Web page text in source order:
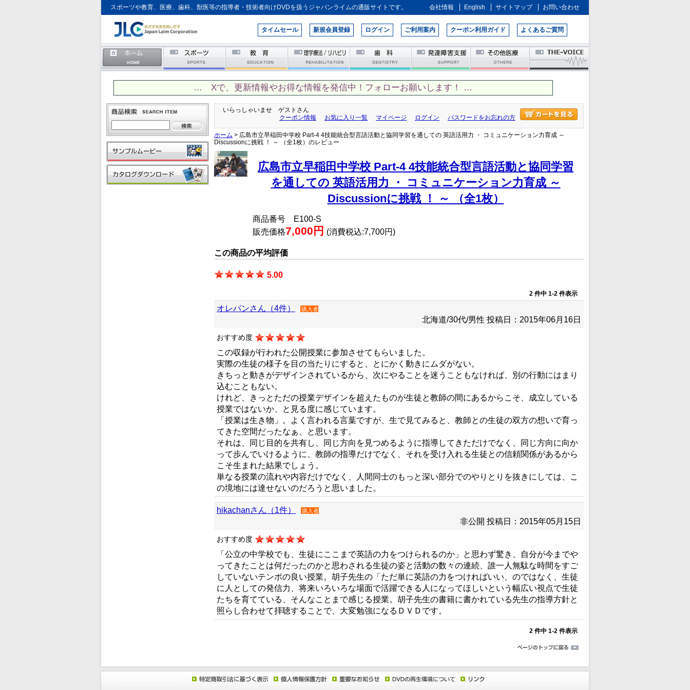
スポーツや教育、医療、歯科、獣医等の指導者・技術者向けDVDを扱うジャパンライムの通販サイトです。 会社情報 English サイトマップ お問い合わせ
タイムセール 新規会員登録 ログイン ご利用案内 クーポン利用ガイド よくあるご質問
… Xで、更新情報やお得な情報を発信中！フォローお願いします！ …
いらっしゃいませ ゲストさん
クーポン情報
お気に入り一覧 マイページ ログイン パスワードをお忘れの方
ホーム > 広島市立早稲田中学校 Part-4 4技能統合型言語活動と協同学習を通しての 英語活用力 ・ コミュニケーション力育成 ～
Discussionに挑戦 ！ ～ （全1枚）のレビュー
広島市立早稲田中学校 Part-4 4技能統合型言語活動と協同学習
を通しての 英語活用力 ・ コミュニケーション力育成 ～
Discussionに挑戦 ！ ～ （全1枚）
商品番号 E100-S
販売価格7,000円 (消費税込:7,700円)
この商品の平均評価
5.00
2 件中 1-2 件表示
オレパンさん（4件） 購入者
北海道/30代/男性 投稿日：2015年06月16日
おすすめ度
この収録が行われた公開授業に参加させてもらいました。
実際の生徒の様子を目の当たりにすると、とにかく動きにムダがない。
きちっと動きがデザインされているから、次にやることを迷うこともなければ、別の行動にはまり
込むこともない。
けれど、きっとただの授業デザインを超えたものが生徒と教師の間にあるからこそ、成立している
授業ではないか、と見る度に感じています。
「授業は生き物」。よく言われる言葉ですが、生で見てみると、教師との生徒の双方の想いで育っ
てきた空間だったなぁ、と思います。
それは、同じ目的を共有し、同じ方向を見つめるように指導してきただけでなく、同じ方向に向か
って歩んでいけるように、教師の指導だけでなく、それを受け入れる生徒との信頼関係があるから
こそ生まれた結果でしょう。
単なる授業の流れや内容だけでなく、人間同士のもっと深い部分でのやりとりを抜きにしては、こ
の境地には達せないのだろうと思いました。
hikachanさん（1件） 購入者
非公開 投稿日：2015年05月15日
おすすめ度
「公立の中学校でも、生徒にここまで英語の力をつけられるのか」と思わず驚き、自分が今までや
ってきたことは何だったのかと思わされる生徒の姿と活動の数々の連続、誰一人無駄な時間をすご
していないテンポの良い授業。胡子先生の「ただ単に英語の力をつければいい、のではなく、生徒
に人としての発信力、将来いろいろな場面で活躍できる人になってほしいという幅広い視点で生徒
たちを育てている、そんなことまで感じる授業。胡子先生の書籍に書かれている先生の指導方針と
照らし合わせて拝聴することで、大変勉強になるＤＶＤです。
2 件中 1-2 件表示